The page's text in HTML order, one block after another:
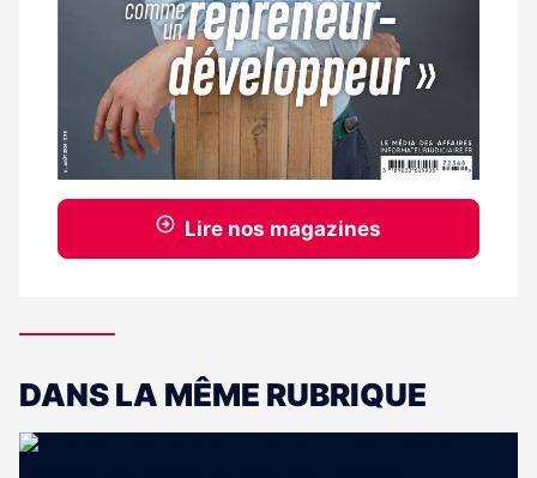
Lire nos magazines
DANS LA MÊME RUBRIQUE